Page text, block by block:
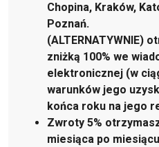
Chopina, Kraków,
Poznań.
(ALTERNATYWNIE)
zniżką 100% we
elektronicznej (w
warunków jego
końca roku na jego
Zwroty 5%
miesiąca po